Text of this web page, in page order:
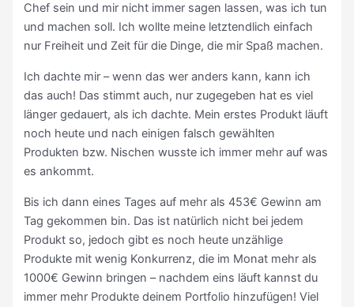
Chef sein und mir nicht immer sagen lassen, was ich tun
und machen soll. Ich wollte meine letztendlich einfach
nur Freiheit und Zeit für die Dinge, die mir Spaß machen.
Ich dachte mir – wenn das wer anders kann, kann ich
das auch! Das stimmt auch, nur zugegeben hat es viel
länger gedauert, als ich dachte. Mein erstes Produkt läuft
noch heute und nach einigen falsch gewählten
Produkten bzw. Nischen wusste ich immer mehr auf was
es ankommt.
Bis ich dann eines Tages auf mehr als 453€ Gewinn am
Tag gekommen bin. Das ist natürlich nicht bei jedem
Produkt so, jedoch gibt es noch heute unzählige
Produkte mit wenig Konkurrenz, die im Monat mehr als
1000€ Gewinn bringen – nachdem eins läuft kannst du
immer mehr Produkte deinem Portfolio hinzufügen! Viel